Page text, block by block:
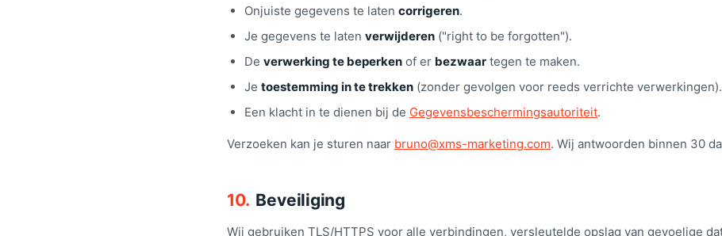
Onjuiste gegevens te laten corrigeren.
Je gegevens te laten verwijderen ("right to be forgotten").
De verwerking te beperken of er bezwaar tegen te maken.
Je toestemming in te trekken (zonder gevolgen voor reeds verrichte verwerkingen).
Een klacht in te dienen bij de Gegevensbeschermingsautoriteit.
Verzoeken kan je sturen naar bruno@xms-marketing.com. Wij antwoorden binnen 30
10. Beveiliging
Wij gebruiken TLS/HTTPS voor alle verbindingen, versleutelde opslag van gevoelige